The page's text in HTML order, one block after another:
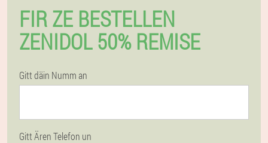
FIR ZE BESTELLEN
ZENIDOL 50% REMISE
Gitt däin Numm an
Gitt Ären Telefon un